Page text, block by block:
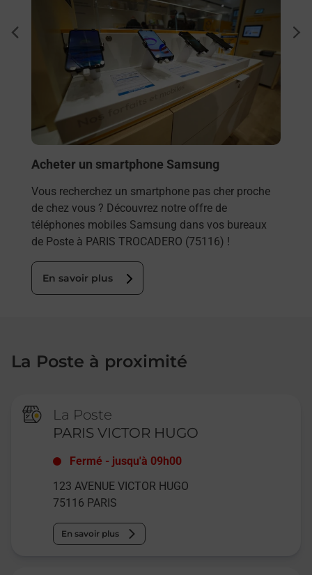
Acheter un smartphone Samsung
Vous recherchez un smartphone pas cher proche
de chez vous ? Découvrez notre offre de
téléphones mobiles Samsung dans vos bureaux
de Poste à PARIS TROCADERO (75116) !
En savoir plus
La Poste à proximité
La Poste
PARIS VICTOR HUGO
Fermé - jusqu'à 09h00
123 AVENUE VICTOR HUGO
75116 PARIS
En savoir plus